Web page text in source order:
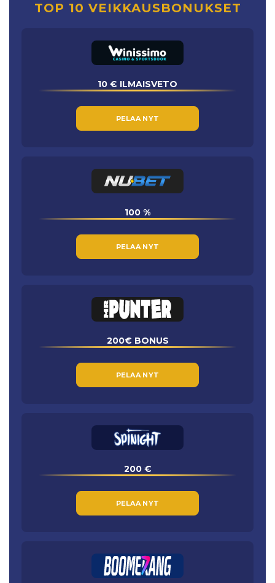
TOP 10 VEIKKAUSBONUKSET
10 € ILMAISVETO
PELAA NYT
100 %
PELAA NYT
200€ BONUS
PELAA NYT
200 €
PELAA NYT